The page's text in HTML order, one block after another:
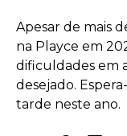
Apesar de mais
na Playce em
dificuldades em
desejado.
tarde neste ano.